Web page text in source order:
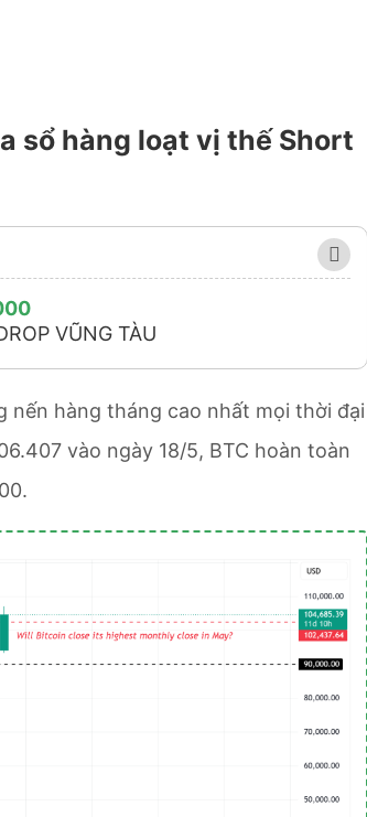
sổ hàng loạt vị thế Short
VŨNG TÀU
nến hàng tháng cao nhất mọi thời đại
vào ngày 18/5, BTC hoàn toàn